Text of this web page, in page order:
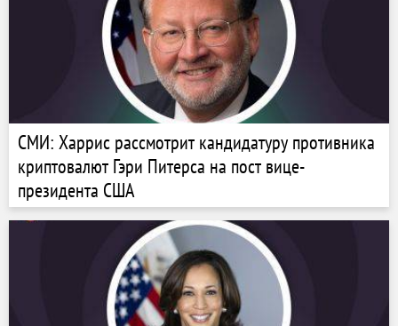
СМИ: Харрис рассмотрит кандидатуру противника
криптовалют Гэри Питерса на пост вице-
президента США